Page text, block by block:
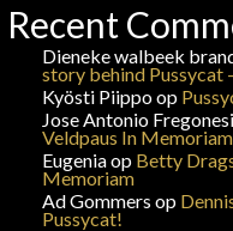
Recent
Dieneke walbeek
story behind Pussycat
Kyösti Piippoop
Jose Antonio Fregonesi
Veldpaus In Memoriam
Eugeniaop Betty
Memoriam
Ad Gommers op
Pussycat!